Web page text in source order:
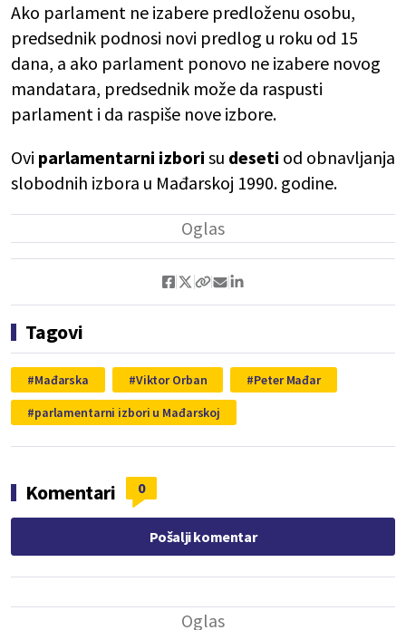
Ako parlament ne izabere predloženu osobu,
predsednik podnosi novi predlog u roku od 15
dana, a ako parlament ponovo ne izabere novog
mandatara, predsednik može da raspusti
parlament i da raspiše nove izbore.
Ovi parlamentarni izbori su deseti od obnavljanja
slobodnih izbora u Mađarskoj 1990. godine.
Tagovi
Mađarska Viktor Orban
Peter Mađar
parlamentarni izbori u Mađarskoj
Komentari 0
Pošalji komentar